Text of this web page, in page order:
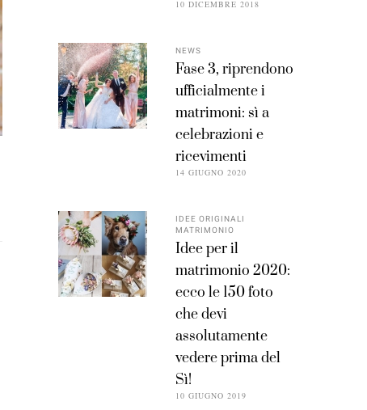
10 DICEMBRE 2018
NEWS
Fase 3, riprendono
ufficialmente i
matrimoni: sì a
celebrazioni e
ricevimenti
14 GIUGNO 2020
IDEE ORIGINALI
MATRIMONIO
Idee per il
matrimonio 2020:
ecco le 150 foto
che devi
assolutamente
vedere prima del
Sì!
10 GIUGNO 2019